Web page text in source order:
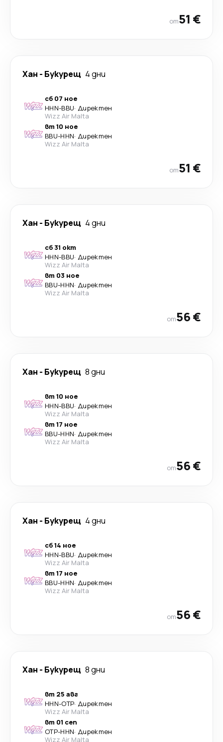
от51 €
Хан - Букурещ 4 дни
сб 07 ное
HHN-BBU· Директен
Wizz Air Malta
вт 10 ное
BBU-HHN· Директен
Wizz Air Malta
от51 €
Хан - Букурещ 4 дни
сб 31 окт
HHN-BBU· Директен
Wizz Air Malta
вт 03 ное
BBU-HHN· Директен
Wizz Air Malta
от56 €
Хан - Букурещ 8 дни
вт 10 ное
HHN-BBU· Директен
Wizz Air Malta
вт 17 ное
BBU-HHN· Директен
Wizz Air Malta
от56 €
Хан - Букурещ 4 дни
сб 14 ное
HHN-BBU· Директен
Wizz Air Malta
вт 17 ное
BBU-HHN· Директен
Wizz Air Malta
от56 €
Хан - Букурещ 8 дни
вт 25 авг
HHN-OTP· Директен
Wizz Air Malta
вт 01 сеп
OTP-HHN· Директен
Wizz Air Malta